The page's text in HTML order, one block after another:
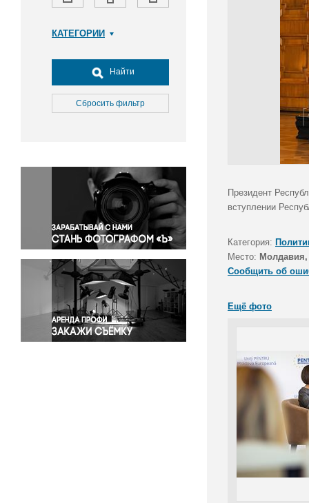
КАТЕГОРИИ
Досуг, туризм и отдых
Культура
Медицина
Окружающая среда
Политика
Правосудие
Происшествия и конфликты
Религия
Светская жизнь
Спорт
Экология
Экономика и бизнес
Найти
Сбросить фильтр
Президент
вступлении
Категория:
Место:
Сообщить об
Ещё фото